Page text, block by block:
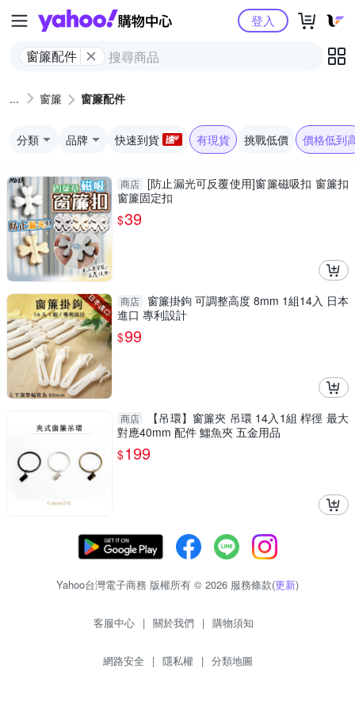
Yahoo購物中心
窗簾配件
登入
窗簾 窗簾配件
分類 品牌 快速到貨 有現貨 挑戰低價 價格低到
商店 [防止漏光可反覆使用]窗簾磁吸扣 窗簾扣
窗簾固定扣
$39
商店
窗簾掛鉤 可調整高度 8mm 1組14入 日本
進口 專利設計
$99
商店
【吊環】窗簾夾 吊環 14入1組 桿徑 最大
對應40mm 配件 鱷魚夾 五金用品
$199
Yahoo台灣電子商務 版權所有 © 2026 服務條款(更新)
客服中心 | 關於我們 | 購物須知
網路安全 | 隱私權 | 分類地圖